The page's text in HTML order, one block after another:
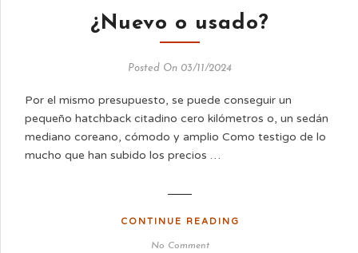
¿Nuevo o usado?
Posted On 03/11/2024
Por el mismo presupuesto, se puede conseguir un
pequeño hatchback citadino cero kilómetros o, un sedán
mediano coreano, cómodo y amplio Como testigo de lo
mucho que han subido los precios …
CONTINUE READING
No Comment